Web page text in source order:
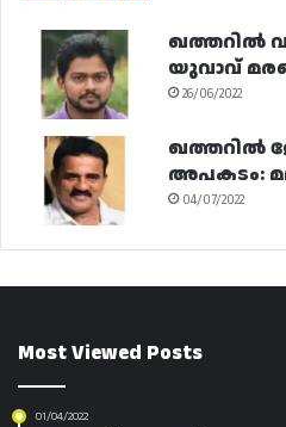
ഖത്തറിൽ
യുവാവ്
26/06/2022
ഖത്തറിൽ
അപകടം:
04/07/2022
Most Viewed Posts
01/04/2022